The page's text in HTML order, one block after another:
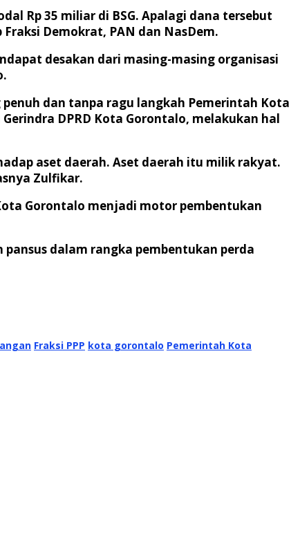
Rp 35 miliar di BSG. Apalagi dana tersebut
Demokrat, PAN dan NasDem.
desakan dari masing-masing organisasi
dan tanpa ragu langkah Pemerintah Kota
DPRD Kota Gorontalo, melakukan hal
aset daerah. Aset daerah itu milik rakyat.
Zulfikar.
Gorontalo menjadi motor pembentukan
pansus dalam rangka pembentukan perda
Fraksi PPP kota gorontalo Pemerintah Kota